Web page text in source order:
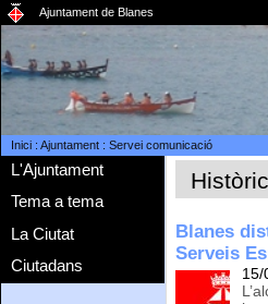
Ajuntament de Blanes
Inici: Ajuntament: Servei comunicació
L'Ajuntament
Tema a tema
La Ciutat
Ciutadans
Blanes
Serveis
15/